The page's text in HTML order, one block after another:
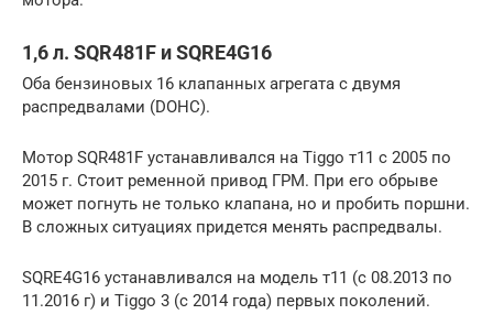
1,6 л. SQR481F и SQRE4G16
Оба бензиновых 16 клапанных агрегата с двумя
распредвалами (DOHC).
Мотор SQR481F устанавливался на Tiggo т11 с 2005 по
2015 г. Стоит ременной привод ГРМ. При его обрыве
может погнуть не только клапана, но и пробить поршни.
В сложных ситуациях придется менять распредвалы.
SQRE4G16 устанавливался на модель т11 (с 08.2013 по
11.2016 г) и Tiggo 3 (с 2014 года) первых поколений.